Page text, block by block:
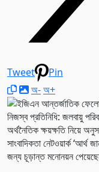
Tweet
Pin
অ-অ+
নিজস্ব প্রতিনিধি: জলবায়ু
অর্থনৈতিক ক্ষয়ক্ষতি নিয়ে
সাংবাদিকতা নেটওয়ার্ক ‘আর্থ
জন্য চূড়ান্ত মনোনয়ন পেয়েছেন